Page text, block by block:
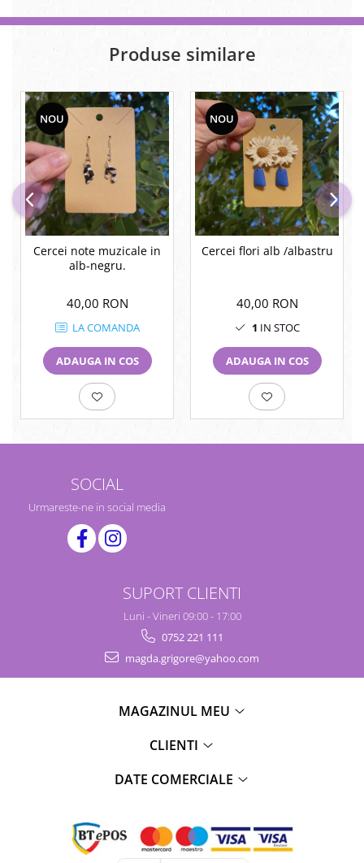
Produse similare
NOU
Cercei note muzicale in
alb-negru.
40,00 RON
LA COMANDA
ADAUGA IN COS
NOU
Cercei flori alb /albastru
40,00 RON
1 IN STOC
ADAUGA IN COS
SOCIAL
Urmareste-ne in social media
SUPORT CLIENTI
Luni - Vineri 09:00 - 17:00
0752 221 111
magda.grigore@yahoo.com
MAGAZINUL MEU
CLIENTI
DATE COMERCIALE